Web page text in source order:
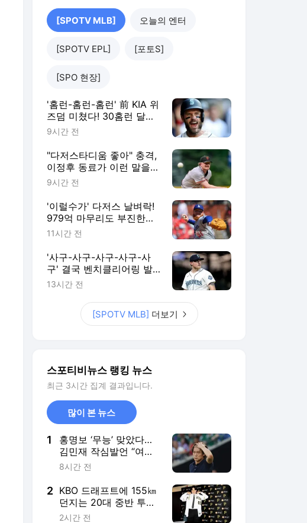
[SPOTV MLB] 오늘의 엔터
[SPOTV EPL] [포토S]
[SPO 현장]
'홈런-홈런-홈런' 前 KIA 위
즈덤 미쳤다! 30홈런 달
성…'이래도 콜업 안해?'
9시간 전
"다저스타디움 좋아" 충격,
이정후 동료가 이런 말을…
에이스가 최대 라이벌로 이
9시간 전
'이럴수가' 다저스 날벼락!
979억 마무리도 부진한데,
14홀드 필승조 수술 위기
11시간 전
'사구-사구-사구-사구-사
구' 결국 벤치클리어링 발
발! 155km 빈볼 던진 투수,
13시간 전
[SPOTV MLB] 더보기
스포티비뉴스 랭킹 뉴스
최근 3시간 집계 결과입니다.
많이 본 뉴스
1
홍명보 ‘무능’ 맞았다…
김민재 작심발언 “여러
가지 전술 패턴 있는 감
8시간 전
2 KBO 드래프트에 155㎞
던지는 20대 중반 투수
등장한다고? “도대체 무
2시간 전